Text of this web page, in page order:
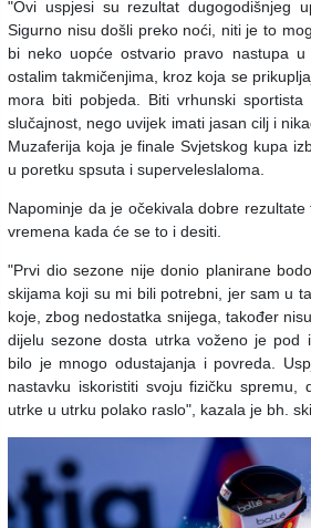
"Ovi uspjesi su rezultat dugogodišnjeg
Sigurno nisu došli preko noći, niti je to
bi neko uopće ostvario pravo nastupa
ostalim takmičenjima, kroz koja se
mora biti pobjeda. Biti vrhunski
slučajnost, nego uvijek imati jasan cilj i
Muzaferija koja je finale Svjetskog kupa
u poretku spsuta i superveleslaloma.
Napominje da je očekivala dobre
vremena kada će se to i desiti.
"Prvi dio sezone nije donio planirane
skijama koji su mi bili potrebni, jer sam u
koje, zbog nedostatka snijega, također
dijelu sezone dosta utrka voženo je pod
bilo je mnogo odustajanja i povreda.
nastavku iskoristiti svoju fizičku spremu,
utrke u utrku polako raslo", kazala je bh.